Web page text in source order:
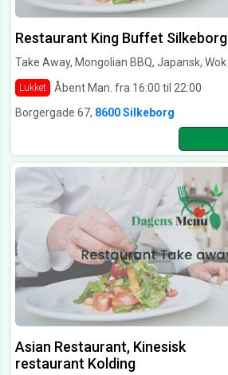
Restaurant King Buffet Silkeborg
Take Away, Mongolian BBQ, Japansk, Wok
Lukket Åbent Man. fra 16:00 til 22:00
Borgergade 67, 8600 Silkeborg
Asian Restaurant, Kinesisk
restaurant Kolding